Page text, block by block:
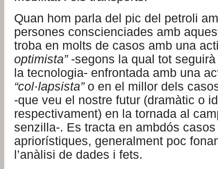
Quan hom parla del pic del petroli
persones conscienciades amb
troba en molts de casos amb una
optimista”-segons la qual tot
la tecnologia- enfrontada amb una
“col·lapsista”o en el millor dels
-que veu el nostre futur (dramàtic o
respectivament) en la tornada al
senzilla-. Es tracta en ambdós casos
apriorístiques, generalment poc
l’anàlisi de dades i fets.